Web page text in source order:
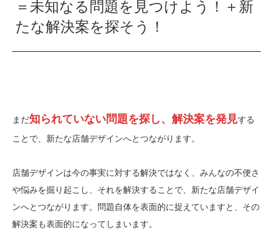
＝未知なる問題を見つけよう！＋新
たな解決案を探そう！
まだ知られていない問題を探し、解決案を発見する
ことで、新たな店舗デザインへとつながります。
店舗デザインは今の事実に対する解決ではなく、みんなの不便さ
や悩みを掘り起こし、それを解決することで、新たな店舗デザイ
ンへとつながります。問題自体を表面的に捉えていますと、その
解決案も表面的になってしまいます。